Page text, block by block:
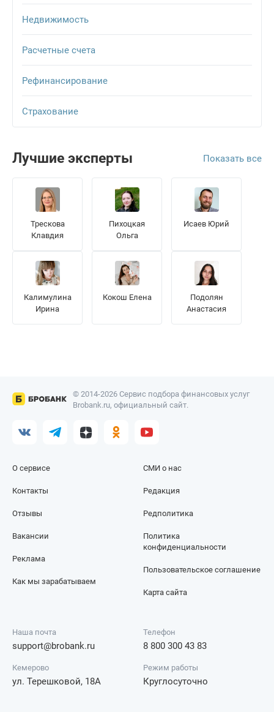
Недвижимость
Расчетные счета
Рефинансирование
Страхование
Лучшие эксперты Показать все
Трескова
Клавдия
Пихоцкая
Ольга
Исаев Юрий
Калимулина
Ирина
Кокош Елена
Подолян
Анастасия
© 2014-2026 Сервис подбора финансовых услуг
Brobank.ru, официальный сайт.
О сервисе
Контакты
Отзывы
СМИ о нас
Редакция
Редполитика
Вакансии
Реклама
Как мы зарабатываем
Политика
конфиденциальности
Пользовательское соглашение
Карта сайта
Наша почта
support@brobank.ru
Телефон
8 800 300 43 83
Кемерово
ул. Терешковой, 18А
Режим работы
Круглосуточно